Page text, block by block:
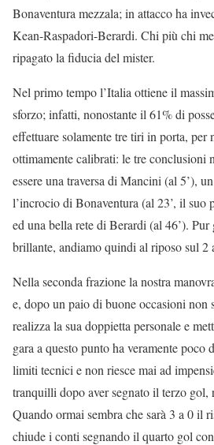
Bonaventura mezzala; in attacco ha
Kean-Raspadori-Berardi. Chi più chi
ripagato la fiducia del mister.
Nel primo tempo l’Italia ottiene il
sforzo; infatti, nonostante il 61% di
effettuare solamente tre tiri in porta, per
ottimamente calibrati: le tre conclusioni
essere una traversa di Mancini (al 5’),
l’incrocio di Bonaventura (al 23’, il suo
ed una bella rete di Berardi (al 46’).
brillante, andiamo quindi al riposo sul 2
Nella seconda frazione la nostra
e, dopo un paio di buone occasioni non
realizza la sua doppietta personale e
gara a questo punto ha veramente poco
limiti tecnici e non riesce mai ad
tranquilli dopo aver segnato il terzo
Quando ormai sembra che sarà 3 a 0 il
chiude i conti segnando il quarto gol